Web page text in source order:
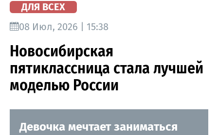
ДЛЯ ВСЕХ
08 Июл, 2026 | 15:38
Новосибирская
пятиклассница стала лучшей
моделью России
Девочка мечтает заниматься